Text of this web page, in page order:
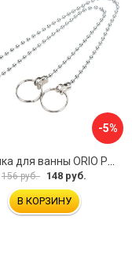
-5%
156 руб. 148 руб.
В КОРЗИНУ